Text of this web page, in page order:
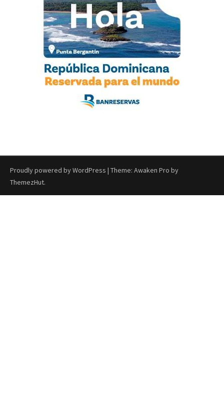
Proudly powered by WordPress | Theme: Awaken Pro by
ThemezHut.